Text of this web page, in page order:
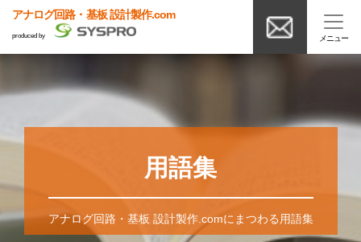
アナログ回路・基板 設計製作.com
produced by
用語集
アナログ回路・基板 設計製作.comにまつわる用語集